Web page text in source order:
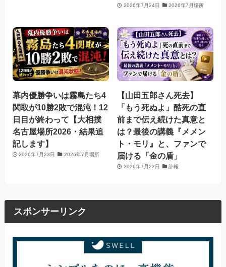
2026年7月24日 2026年7月場所
幕内優勝争いは霧島たち4
関取が10勝2敗で混沌！12
日目が終わって【大相撲
名古屋場所2026・結果追
記します】
2026年7月23日 2026年7月場所
【山田五郎さん死去】
「もう死ぬよ」酷死の直
前まで伝え続けた真意と
は？最後の講義『メメン
ト・モリ』と、ファンで
届ける「金の盾」
2026年7月22日 訃報
スポンサーリンク